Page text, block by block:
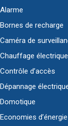
Alarme
Bornes de recharge
Caméra de
Chauffage électrique
Contrôle d’accès
Dépannage
Domotique
Economies d’énergie